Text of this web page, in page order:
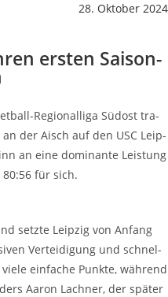
28. Oktober 2024
ers­ten Sai­son­
Regio­nal­li­ga Süd­ost tra­
an der Aisch auf den USC Leip­
an eine domi­nan­te Leis­tung
für sich.
setz­te Leip­zig von Anfang
Ver­tei­di­gung und schnel­
ein­fa­che Punk­te, wäh­rend
Aaron Lach­ner, der spä­ter